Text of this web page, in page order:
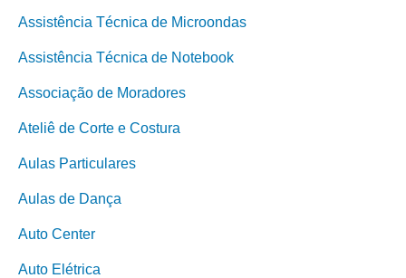
Assistência Técnica de Microondas
Assistência Técnica de Notebook
Associação de Moradores
Ateliê de Corte e Costura
Aulas Particulares
Aulas de Dança
Auto Center
Auto Elétrica